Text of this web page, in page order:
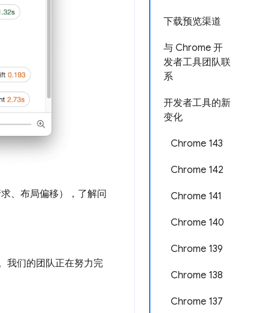
下载预览渠道
与 Chrome 开
发者工具团队联
系
开发者工具的新
变化
Chrome 143
Chrome 142
Chrome 141
Chrome 140
Chrome 139
Chrome 138
Chrome 137
、布局偏移），了解问
我们的团队正在努力完